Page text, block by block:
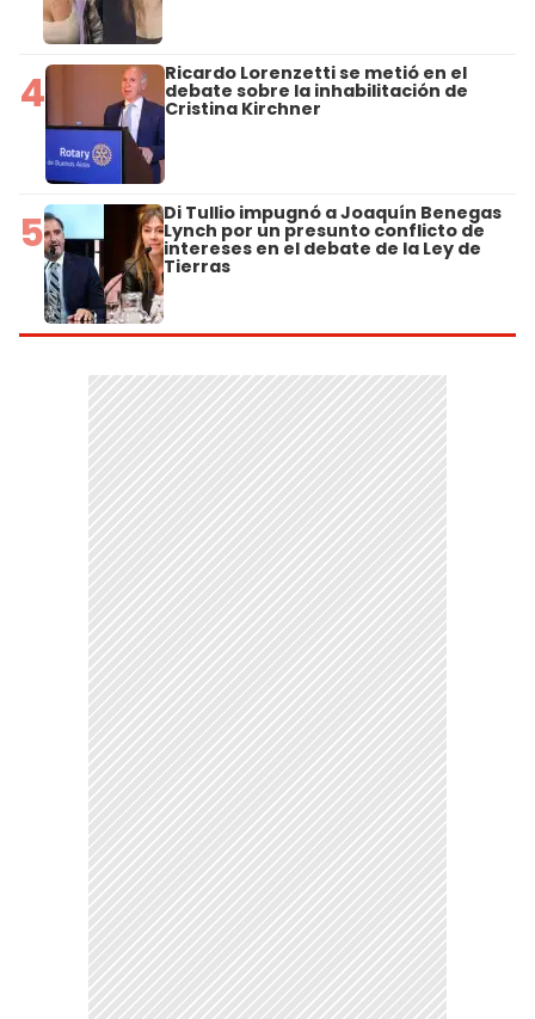
4 Ricardo Lorenzetti se metió en el
debate sobre la inhabilitación de
Cristina Kirchner
5 Di Tullio impugnó a Joaquín Benegas
Lynch por un presunto conflicto de
intereses en el debate de la Ley de
Tierras